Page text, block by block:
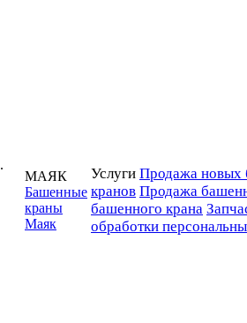
МАЯК
Башенные
краны
Маяк
Услуги Продажа новых
кранов Продажа
башенного крана
обработки